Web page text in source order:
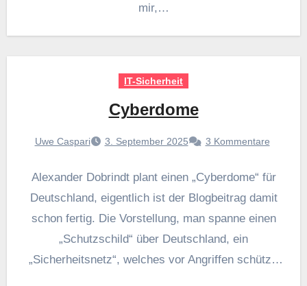
mir,…
IT-Sicherheit
Cyberdome
Uwe Caspari 3. September 2025 3 Kommentare
Alexander Dobrindt plant einen „Cyberdome“ für
Deutschland, eigentlich ist der Blogbeitrag damit
schon fertig. Die Vorstellung, man spanne einen
„Schutzschild“ über Deutschland, ein
„Sicherheitsnetz“, welches vor Angriffen schützt,